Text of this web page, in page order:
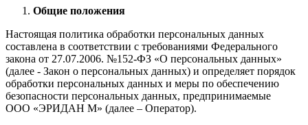
Общие положения
Настоящая политика обработки персональных данных
составлена в соответствии с требованиями Федерального
закона от 27.07.2006. №152-ФЗ «О персональных данных»
(далее - Закон о персональных данных) и определяет порядок
обработки персональных данных и меры по обеспечению
безопасности персональных данных, предпринимаемые
ООО «ЭРИДАН М» (далее – Оператор).